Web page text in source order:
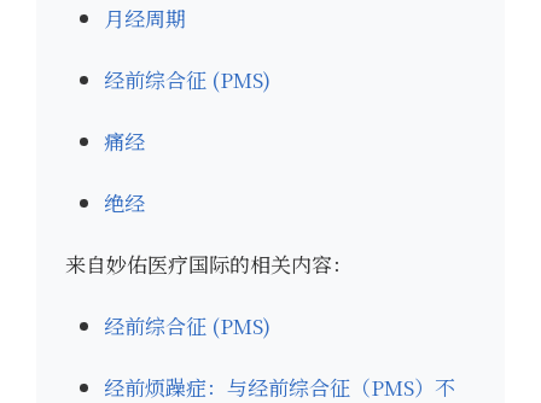
月经周期
经前综合征 (PMS)
痛经
绝经
来自妙佑医疗国际的相关内容：
经前综合征 (PMS)
经前烦躁症：与经前综合征（PMS）不